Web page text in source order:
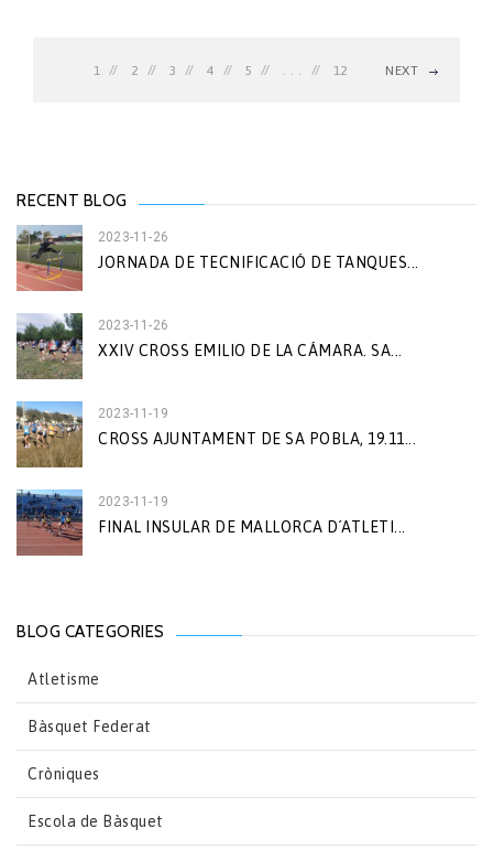
1 2 3 4 5 . . . 12 NEXT
RECENT BLOG
2023-11-26
JORNADA DE TECNIFICACIÓ DE TANQUES...
2023-11-26
XXIV CROSS EMILIO DE LA CÁMARA. SA...
2023-11-19
CROSS AJUNTAMENT DE SA POBLA, 19.11...
2023-11-19
FINAL INSULAR DE MALLORCA D´ATLETI...
BLOG CATEGORIES
Atletisme
Bàsquet Federat
Cròniques
Escola de Bàsquet